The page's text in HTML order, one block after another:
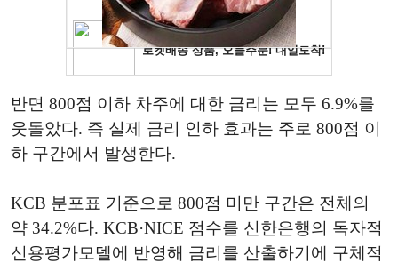
반면 800점 이하 차주에 대한 금리는 모두 6.9%를
웃돌았다. 즉 실제 금리 인하 효과는 주로 800점 이
하 구간에서 발생한다.
KCB 분포표 기준으로 800점 미만 구간은 전체의
약 34.2%다. KCB·NICE 점수를 신한은행의 독자적
신용평가모델에 반영해 금리를 산출하기에 구체적